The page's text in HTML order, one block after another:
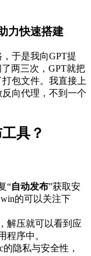
力快速搭建
于是我向GPT提
两三次，GPT就把
包文件。我直接上
向代理，不到一个
具？
“自动发布”获取安
的可以关注下
解压就可以看到应
程序中。
的隐私与安全性，